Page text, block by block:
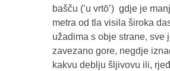
bašču (ʼu vrtōʼ) gdje je
metra od tla visila široka
užadima s obje strane, sve
zavezano gore, negdje
kakvu deblju šljivovu ili,